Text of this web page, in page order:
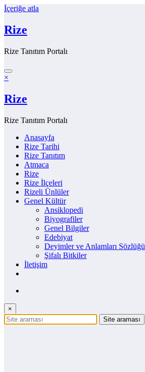
İçeriğe atla
Rize
Rize Tanıtım Portalı
×
Rize
Rize Tanıtım Portalı
Anasayfa
Rize Tarihi
Rize Tanıtım
Atmaca
Rize
Rize İlçeleri
Rizeli Ünlüler
Genel Kültür
Ansiklopedi
Biyografiler
Genel Bilgiler
Edebiyat
Deyimler ve Anlamları Sözlüğü
Şifalı Bitkiler
İletişim
×